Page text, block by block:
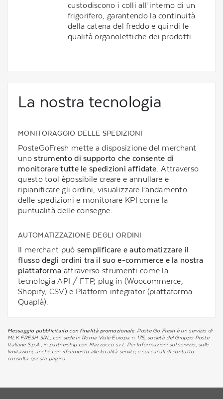
custodiscono i colli all’interno di un
frigorifero, garantendo la continuità
della catena del freddo e quindi le
qualità organolettiche dei prodotti.
La nostra tecnologia
MONITORAGGIO DELLE SPEDIZIONI
PosteGoFresh mette a disposizione del merchant
unostrumento di supporto che consente di
monitorare tutte le spedizioni affidate. Attraverso
questo tool èpossibile creare e annullare e
ripianificare gli ordini, visualizzare l’andamento
delle spedizioni e monitorare KPI come la
puntualità delle consegne.
AUTOMATIZZAZIONE DEGLI ORDINI
Il merchant può semplificare e automatizzare il
flusso degli ordini tra il suo e-commerce e la nostra
piattaforma attraverso strumenti come la
tecnologia API / FTP, plug in (Woocommerce,
Shopify, CSV) e Platform integrator (piattaforma
Quaplà).
Messaggio pubblicitario con finalità promozionale. Poste Go Fresh è un servizio di
MLK FRESH SRL, con sede in Roma Viale Europa n. 175, società del Gruppo Poste
Italiane S.p.A., in partnership con Mazzocco s.r.l.. Per Informazioni sul servizio, sulle
limitazioni, anche con riferimento alle località servite, e sui canali di contatto
consulta questa pagina.